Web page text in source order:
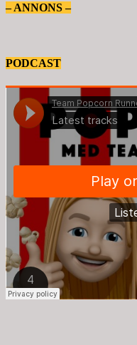
– ANNONS –
PODCAST